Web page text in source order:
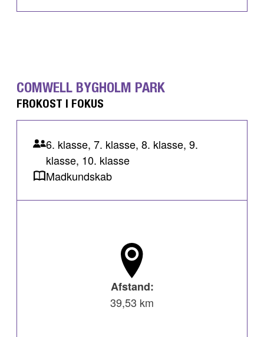
COMWELL BYGHOLM PARK
FROKOST I FOKUS
6. klasse, 7. klasse, 8. klasse, 9.
klasse, 10. klasse
Madkundskab
Afstand:
39,53 km